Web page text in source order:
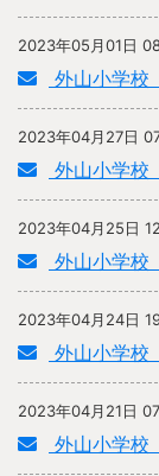
2023年05月01日
外山小学
2023年04月27日
外山小学
2023年04月25日
外山小学
2023年04月24日
外山小学
2023年04月21日
外山小学校